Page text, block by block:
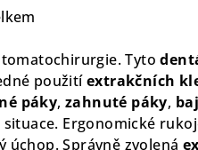
Tyto
použitíextrakčních
páky,zahnuté páky,
Ergonomické
úchop. Správně zvolená